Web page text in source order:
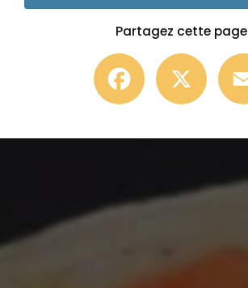
Partagez cette page
Facebook